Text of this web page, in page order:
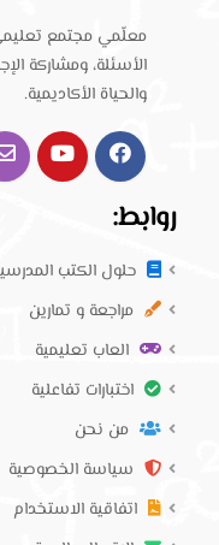
معلّمي مجتمع
الأسئلة، ومشاركة
والحياة الأكاديمية.
روابط:
حلول الكتب
مراجعة و تمارين
العاب تعليمية
اختبارات تفاعلية
من نحن
سياسة الخصوصية
اتفاقية الاستخدام